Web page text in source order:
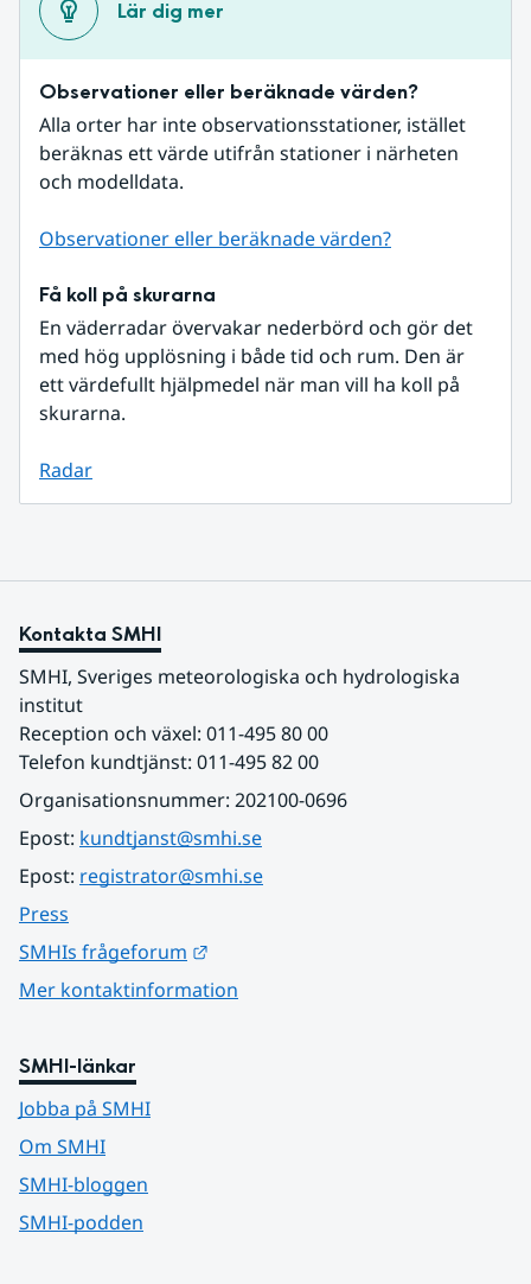
Lär dig mer
Observationer eller beräknade värden?
Alla orter har inte observationsstationer, istället
beräknas ett värde utifrån stationer i närheten
och modelldata.
Observationer eller beräknade värden?
Få koll på skurarna
En väderradar övervakar nederbörd och gör det
med hög upplösning i både tid och rum. Den är
ett värdefullt hjälpmedel när man vill ha koll på
skurarna.
Radar
Kontakta SMHI
SMHI, Sveriges meteorologiska och hydrologiska
institut
Reception och växel: 011-495 80 00
Telefon kundtjänst: 011-495 82 00
Organisationsnummer: 202100-0696
Epost: kundtjanst@smhi.se
Epost: registrator@smhi.se
Press
SMHIs frågeforum
Mer kontaktinformation
SMHI-länkar
Jobba på SMHI
Om SMHI
SMHI-bloggen
SMHI-podden